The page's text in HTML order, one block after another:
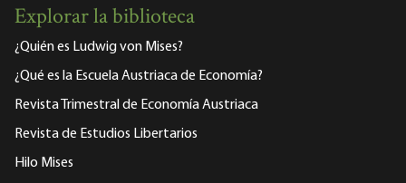
Explorar la biblioteca
¿Quién es Ludwig von Mises?
¿Qué es la Escuela Austriaca de Economía?
Revista Trimestral de Economía Austriaca
Revista de Estudios Libertarios
Hilo Mises